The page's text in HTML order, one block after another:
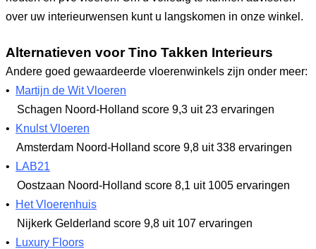
over uw interieurwensen kunt u langskomen in onze winkel.
Alternatieven voor Tino Takken Interieurs
Andere goed gewaardeerde vloerenwinkels zijn onder meer:
•
Martijn de Wit Vloeren
Schagen Noord-Holland score 9,3 uit 23 ervaringen
•
Knulst Vloeren
Amsterdam Noord-Holland score 9,8 uit 338 ervaringen
•
LAB21
Oostzaan Noord-Holland score 8,1 uit 1005 ervaringen
•
Het Vloerenhuis
Nijkerk Gelderland score 9,8 uit 107 ervaringen
•
Luxury Floors